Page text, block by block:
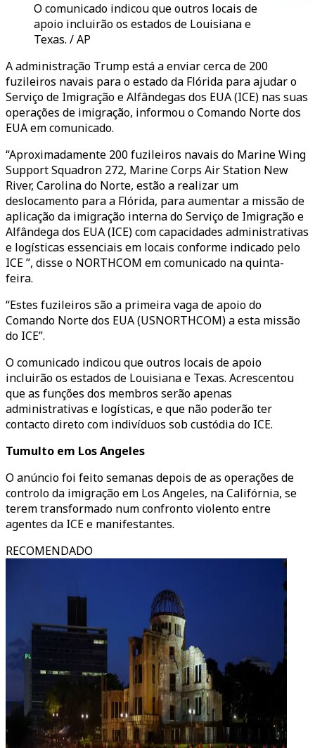
O comunicado indicou que outros locais de
apoio incluirão os estados de Louisiana e
Texas. / AP
A administração Trump está a enviar cerca de 200
fuzileiros navais para o estado da Flórida para ajudar o
Serviço de Imigração e Alfândegas dos EUA (ICE) nas suas
operações de imigração, informou o Comando Norte dos
EUA em comunicado.
“Aproximadamente 200 fuzileiros navais do Marine Wing
Support Squadron 272, Marine Corps Air Station New
River, Carolina do Norte, estão a realizar um
deslocamento para a Flórida, para aumentar a missão de
aplicação da imigração interna do Serviço de Imigração e
Alfândega dos EUA (ICE) com capacidades administrativas
e logísticas essenciais em locais conforme indicado pelo
ICE ”, disse o NORTHCOM em comunicado na quinta-
feira.
“Estes fuzileiros são a primeira vaga de apoio do
Comando Norte dos EUA (USNORTHCOM) a esta missão
do ICE”.
O comunicado indicou que outros locais de apoio
incluirão os estados de Louisiana e Texas. Acrescentou
que as funções dos membros serão apenas
administrativas e logísticas, e que não poderão ter
contacto direto com indivíduos sob custódia do ICE.
Tumulto em Los Angeles
O anúncio foi feito semanas depois de as operações de
controlo da imigração em Los Angeles, na Califórnia, se
terem transformado num confronto violento entre
agentes da ICE e manifestantes.
RECOMENDADO